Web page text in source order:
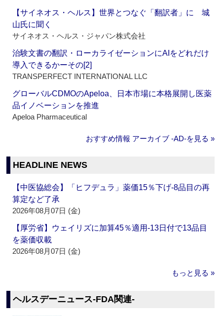
【サイネオス・ヘルス】世界とつなぐ「翻訳者」に 城
山氏に聞く
サイネオス・ヘルス・ジャパン株式会社
治験文書の翻訳・ローカライゼーションにAIをどれだけ
導入できるかーその[2]
TRANSPERFECT INTERNATIONAL LLC
グローバルCDMOのApeloa、日本市場に本格展開し医薬
品イノベーションを推進
Apeloa Pharmaceutical
おすすめ情報 アーカイブ ‐AD‐を見る »
HEADLINE NEWS
【中医協総会】「ヒフデュラ」薬価15％下げ‐8品目の再
算定など了承
2026年08月07日 (金)
【厚労省】ウェイリズに加算45％適用‐13日付で13品目
を薬価収載
2026年08月07日 (金)
もっと見る »
ヘルスデーニュース‐FDA関連‐